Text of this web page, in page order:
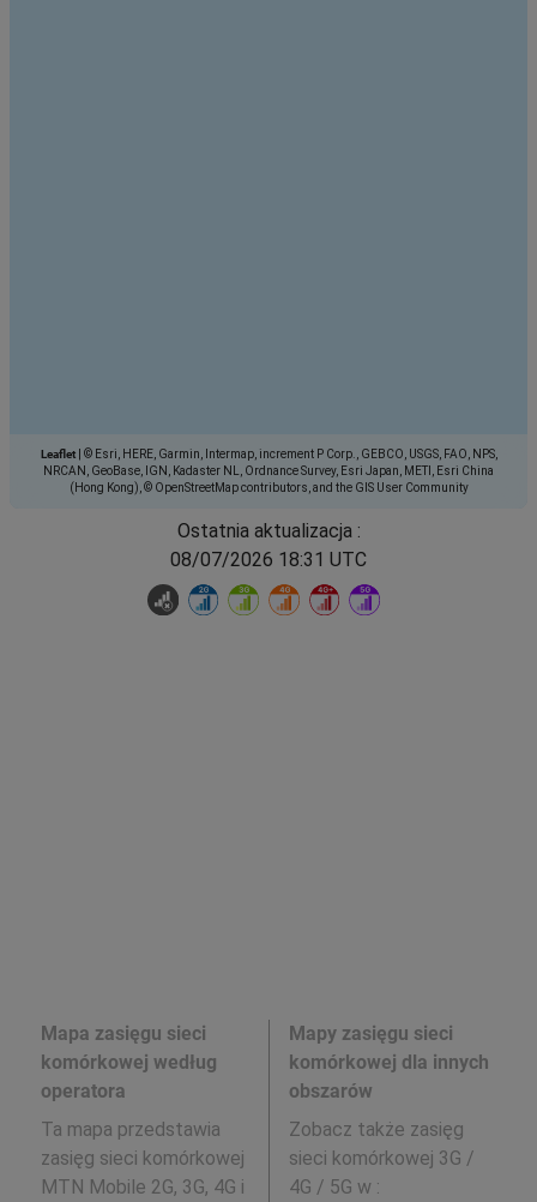
Leaflet
© Esri, HERE, Garmin, Intermap, increment P Corp., GEBCO, USGS, FAO, NPS,
NRCAN, GeoBase, IGN, Kadaster NL, Ordnance Survey, Esri Japan, METI, Esri China
(Hong Kong), © OpenStreetMap contributors, and the GIS User Community
Ostatnia aktualizacja :
08/07/2026 18:31 UTC
Mapa zasięgu sieci
komórkowej według
operatora
Ta mapa przedstawia
zasięg sieci komórkowej
MTN Mobile 2G, 3G, 4G i
Mapy zasięgu sieci
komórkowej dla innych
obszarów
Zobacz także zasięg
sieci komórkowej 3G /
4G / 5G w :